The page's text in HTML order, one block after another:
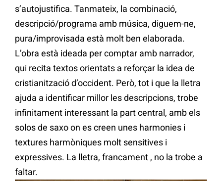
s’autojustifica. Tanmateix, la combinació,
descripció/programa amb música, diguem-ne,
pura/improvisada està molt ben elaborada.
L’obra està ideada per comptar amb narrador,
qui recita textos orientats a reforçar la idea de
cristianització d’occident. Però, tot i que la lletra
ajuda a identificar millor les descripcions, trobe
infinitament interessant la part central, amb els
solos de saxo on es creen unes harmonies i
textures harmòniques molt sensitives i
expressives. La lletra, francament , no la trobe a
faltar.